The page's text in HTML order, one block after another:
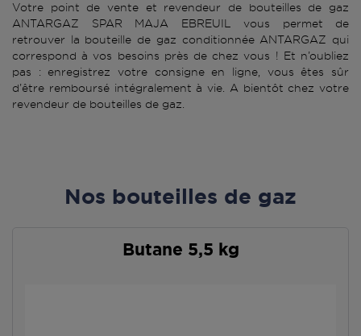
Votre point de vente et revendeur de bouteilles de gaz
ANTARGAZ SPAR MAJA EBREUIL vous permet de
retrouver la bouteille de gaz conditionnée ANTARGAZ qui
correspond à vos besoins près de chez vous ! Et n’oubliez
pas : enregistrez votre consigne en ligne, vous êtes sûr
d’être remboursé intégralement à vie. A bientôt chez votre
revendeur de bouteilles de gaz.
Nos bouteilles de gaz
Butane 5,5 kg